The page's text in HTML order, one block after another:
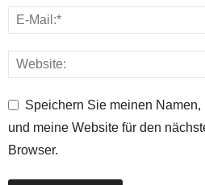
Speichern Sie meinen
und meine Website für den
Browser.